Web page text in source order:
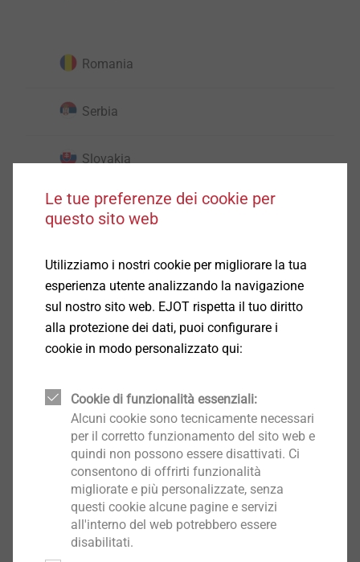
Romania
Serbia
Slovakia
Spain
Switzerland
Turkey
Ukraine
United Kingdom
America
Le tue preferenze dei cookie per
questo sito web
Utilizziamo i nostri cookie per migliorare la tua
esperienza utente analizzando la navigazione
sul nostro sito web. EJOT rispetta il tuo diritto
alla protezione dei dati, puoi configurare i
cookie in modo personalizzato qui:
Cookie di funzionalità essenziali:
Alcuni cookie sono tecnicamente necessari
per il corretto funzionamento del sito web e
quindi non possono essere disattivati. Ci
consentono di offrirti funzionalità
migliorate e più personalizzate, senza
questi cookie alcune pagine e servizi
all'interno del web potrebbero essere
disabilitati.